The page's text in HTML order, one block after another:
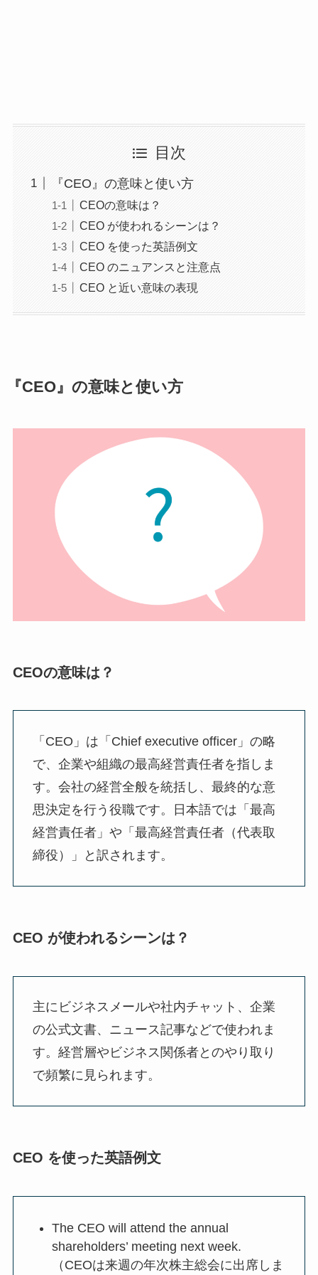
目次
『CEO』の意味と使い方
CEOの意味は？
CEO が使われるシーンは？
CEO を使った英語例文
CEO のニュアンスと注意点
CEO と近い意味の表現
『CEO』の意味と使い方
CEOの意味は？
「CEO」は「Chief executive officer」の略
で、企業や組織の最高経営責任者を指しま
す。会社の経営全般を統括し、最終的な意
思決定を行う役職です。日本語では「最高
経営責任者」や「最高経営責任者（代表取
締役）」と訳されます。
CEO が使われるシーンは？
主にビジネスメールや社内チャット、企業
の公式文書、ニュース記事などで使われま
す。経営層やビジネス関係者とのやり取り
で頻繁に見られます。
CEO を使った英語例文
The CEO will attend the annual
shareholders’ meeting next week.
（CEOは来週の年次株主総会に出席しま